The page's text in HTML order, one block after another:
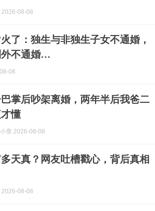
2026-08-08
了：独生与非独生子女不通婚，
外不通婚…
08
掌后吵架离婚，两年半后我爸二
懂
章 2026-08-08
天真？网友吐槽戳心，背后真相
2026-08-08